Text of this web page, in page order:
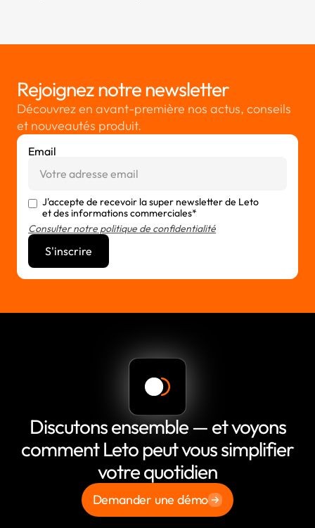
Rejoignez notre newsletter
Découvrez en avant-première nos actus, conseils
et nouveautés produit.
Email
J'accepte de recevoir la super newsletter de Leto
et des informations commerciales*
Consulter notre politique de confidentialité
Discutons ensemble — et voyons
comment Leto peut vous simplifier
votre quotidien
Demander une démo